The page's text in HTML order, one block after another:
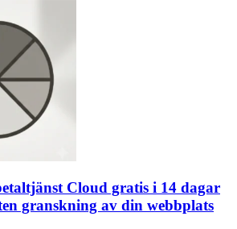
Cloud gratis i 14 dagar
granskning av din webbplats